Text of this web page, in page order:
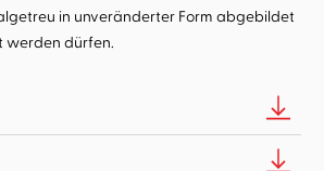
in unveränderter Form abgebildet
werden dürfen.